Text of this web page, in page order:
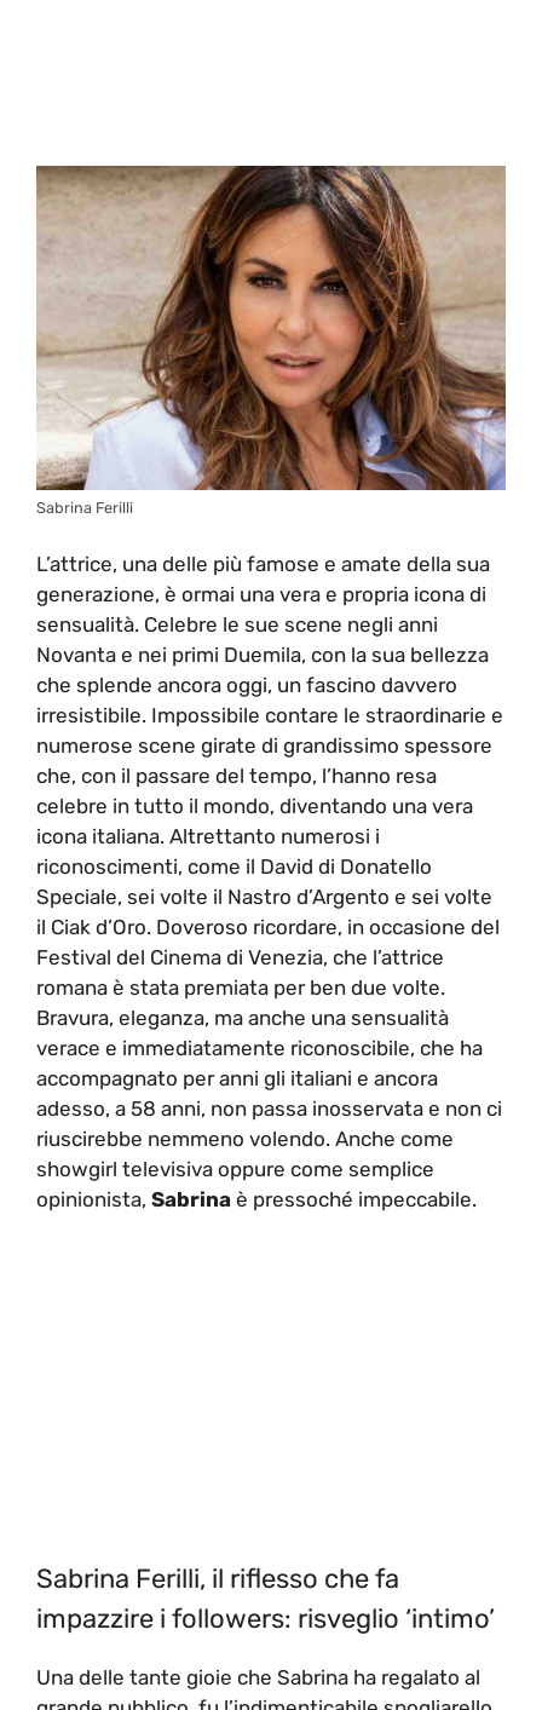
Sabrina Ferilli
L’attrice, una delle più famose e amate della sua
generazione, è ormai una vera e propria icona di
sensualità. Celebre le sue scene negli anni
Novanta e nei primi Duemila, con la sua bellezza
che splende ancora oggi, un fascino davvero
irresistibile. Impossibile contare le straordinarie e
numerose scene girate di grandissimo spessore
che, con il passare del tempo, l’hanno resa
celebre in tutto il mondo, diventando una vera
icona italiana. Altrettanto numerosi i
riconoscimenti, come il David di Donatello
Speciale, sei volte il Nastro d’Argento e sei volte
il Ciak d’Oro. Doveroso ricordare, in occasione del
Festival del Cinema di Venezia, che l’attrice
romana è stata premiata per ben due volte.
Bravura, eleganza, ma anche una sensualità
verace e immediatamente riconoscibile, che ha
accompagnato per anni gli italiani e ancora
adesso, a 58 anni, non passa inosservata e non ci
riuscirebbe nemmeno volendo. Anche come
showgirl televisiva oppure come semplice
opinionista, Sabrina è pressoché impeccabile.
Sabrina Ferilli, il riflesso che fa
impazzire i followers: risveglio ‘intimo’
Una delle tante gioie che Sabrina ha regalato al